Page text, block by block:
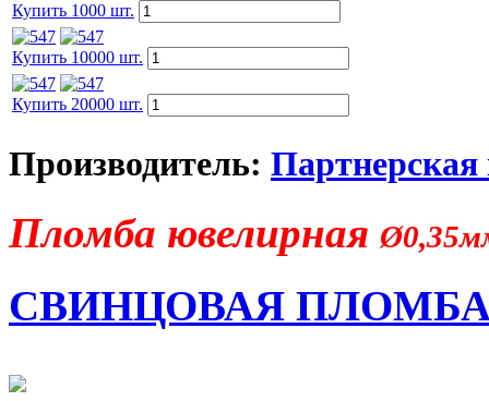
Купить 1000 шт.
Купить 10000 шт.
Купить 20000 шт.
Производитель:
Пломба ювелирная
СВИНЦОВАЯ ПЛОМБА